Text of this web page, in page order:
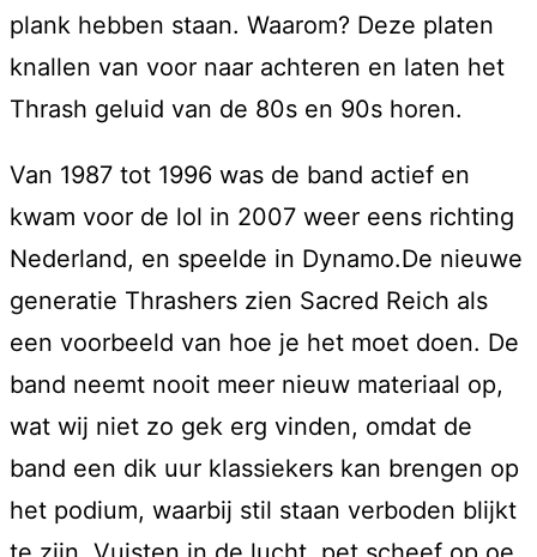
plank hebben staan. Waarom? Deze platen
knallen van voor naar achteren en laten het
Thrash geluid van de 80s en 90s horen.
Van 1987 tot 1996 was de band actief en
kwam voor de lol in 2007 weer eens richting
Nederland, en speelde in Dynamo.De nieuwe
generatie Thrashers zien Sacred Reich als
een voorbeeld van hoe je het moet doen. De
band neemt nooit meer nieuw materiaal op,
wat wij niet zo gek erg vinden, omdat de
band een dik uur klassiekers kan brengen op
het podium, waarbij stil staan verboden blijkt